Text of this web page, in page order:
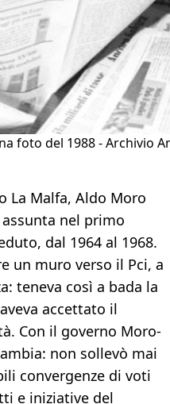
foto del 1988 - Archivio
La Malfa, Aldo Moro
nel primo
dal 1964 al 1968.
un muro verso il Pci, a
teneva così a bada la
accettato il
Con il governo Moro-
non sollevò mai
convergenze di voti
e iniziative del